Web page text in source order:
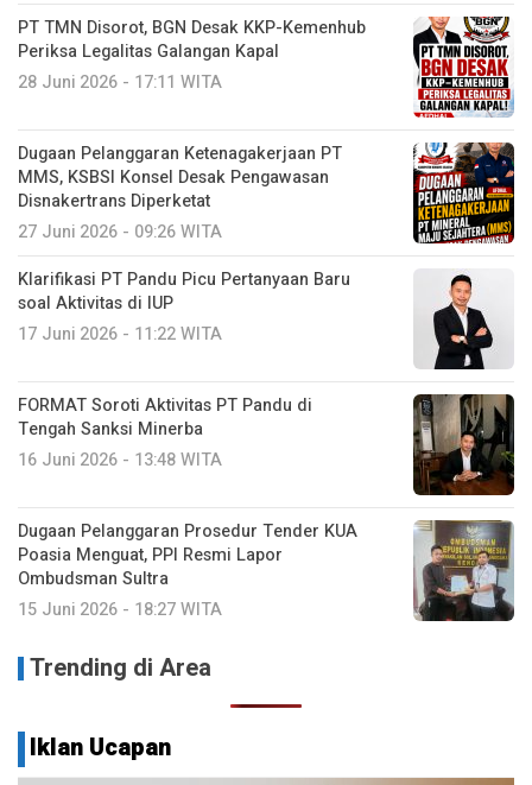
PT TMN Disorot, BGN Desak KKP-Kemenhub
Periksa Legalitas Galangan Kapal
28 Juni 2026 - 17:11 WITA
Dugaan Pelanggaran Ketenagakerjaan PT
MMS, KSBSI Konsel Desak Pengawasan
Disnakertrans Diperketat
27 Juni 2026 - 09:26 WITA
Klarifikasi PT Pandu Picu Pertanyaan Baru
soal Aktivitas di IUP
17 Juni 2026 - 11:22 WITA
FORMAT Soroti Aktivitas PT Pandu di
Tengah Sanksi Minerba
16 Juni 2026 - 13:48 WITA
Dugaan Pelanggaran Prosedur Tender KUA
Poasia Menguat, PPI Resmi Lapor
Ombudsman Sultra
15 Juni 2026 - 18:27 WITA
Trending di Area
Iklan Ucapan